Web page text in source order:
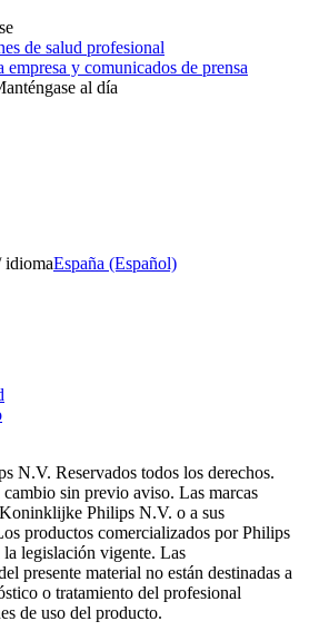
de salud profesional
empresa y comunicados de prensa
al día
idiomaEspaña (Español)
Reservados todos los derechos.
sin previo aviso. Las marcas
Philips N.V. o a sus
productos comercializados por Philips
legislación vigente. Las
presente material no están destinadas a
o tratamiento del profesional
de uso del producto.